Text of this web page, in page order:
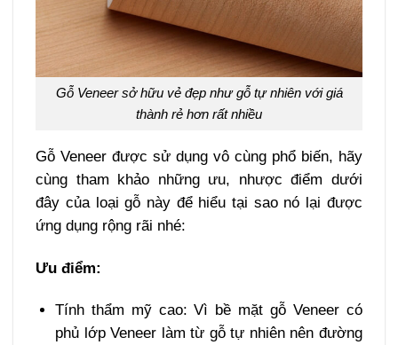
Gỗ Veneer sở hữu vẻ đẹp như gỗ tự nhiên với giá
thành rẻ hơn rất nhiều
Gỗ Veneer được sử dụng vô cùng phổ biến, hãy
cùng tham khảo những ưu, nhược điểm dưới
đây của loại gỗ này để hiểu tại sao nó lại được
ứng dụng rộng rãi nhé:
Ưu điểm:
Tính thẩm mỹ cao: Vì bề mặt gỗ Veneer có
phủ lớp Veneer làm từ gỗ tự nhiên nên đường